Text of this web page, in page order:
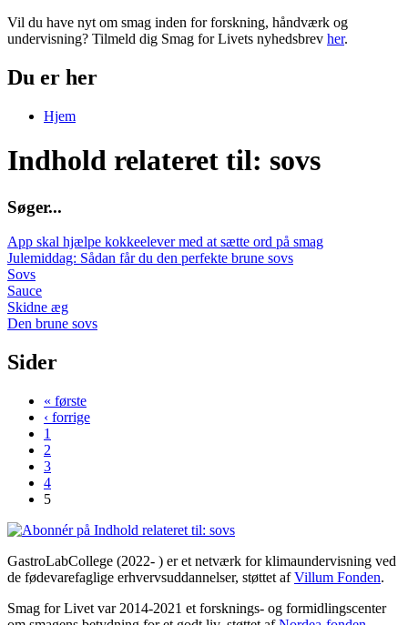
Vil du have nyt om smag inden for forskning, håndværk og
undervisning? Tilmeld dig Smag for Livets nyhedsbrev her.
Du er her
Hjem
Indhold relateret til: sovs
Søger...
App skal hjælpe kokkeelever med at sætte ord på smag
Julemiddag: Sådan får du den perfekte brune sovs
Sovs
Sauce
Skidne æg
Den brune sovs
Sider
« første
‹ forrige
1
2
3
4
5
GastroLabCollege (2022- ) er et netværk for klimaundervisning ved
de fødevarefaglige erhvervsuddannelser, støttet afVillum Fonden.
Smag for Livet var 2014-2021 et forsknings- og formidlingscenter